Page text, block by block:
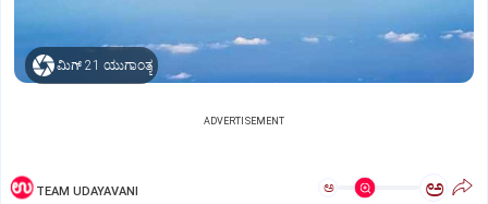
ಮಿಗ್‌ 21 ಯುಗಾಂತ್ಯ
ADVERTISEMENT
TEAM UDAYAVANI ಅ ಅ